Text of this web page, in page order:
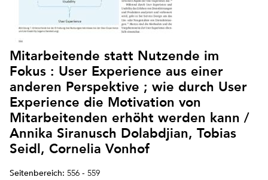
Mitarbeitende statt Nutzende im
Fokus : User Experience aus einer
anderen Perspektive ; wie durch User
Experience die Motivation von
Mitarbeitenden erhöht werden kann /
Annika Siranusch Dolabdjian, Tobias
Seidl, Cornelia Vonhof
Seitenbereich: 556 - 559